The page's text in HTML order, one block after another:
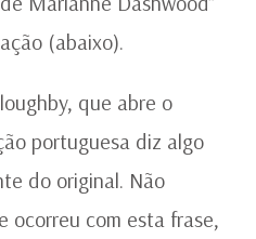
(abaixo).
que abre o
portuguesa diz algo
do original. Não
ocorreu com esta frase,